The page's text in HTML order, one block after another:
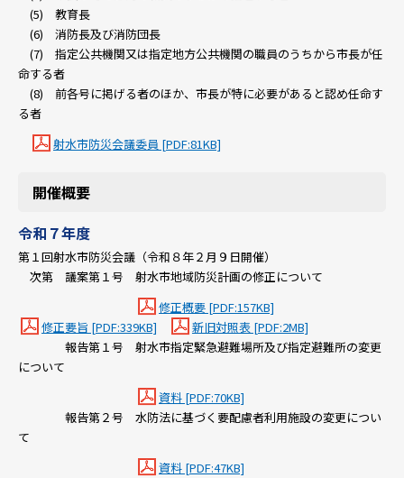
(5) 教育長
(6) 消防長及び消防団長
(7) 指定公共機関又は指定地方公共機関の職員のうちから市長が任
命する者
(8) 前各号に掲げる者のほか、市長が特に必要があると認め任命す
る者
射水市防災会議委員 [PDF:81KB]
開催概要
令和７年度
第１回射水市防災会議（令和８年２月９日開催）
次第 議案第１号 射水市地域防災計画の修正について
修正概要 [PDF:157KB]
修正要旨 [PDF:339KB]
新旧対照表 [PDF:2MB]
報告第１号 射水市指定緊急避難場所及び指定避難所の変更
について
資料 [PDF:70KB]
報告第２号 水防法に基づく要配慮者利用施設の変更につい
て
資料 [PDF:47KB]